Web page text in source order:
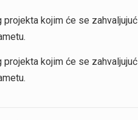
kojim će se
kojim će se